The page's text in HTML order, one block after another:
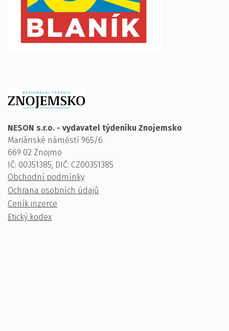
NESON s.r.o. - vydavatel týdeníku Znojemsko
Mariánské náměstí 965/6
669 02 Znojmo
IČ: 00351385, DIČ: CZ00351385
Obchodní podmínky
Ochrana osobních údajů
Ceník inzerce
Etický kodex